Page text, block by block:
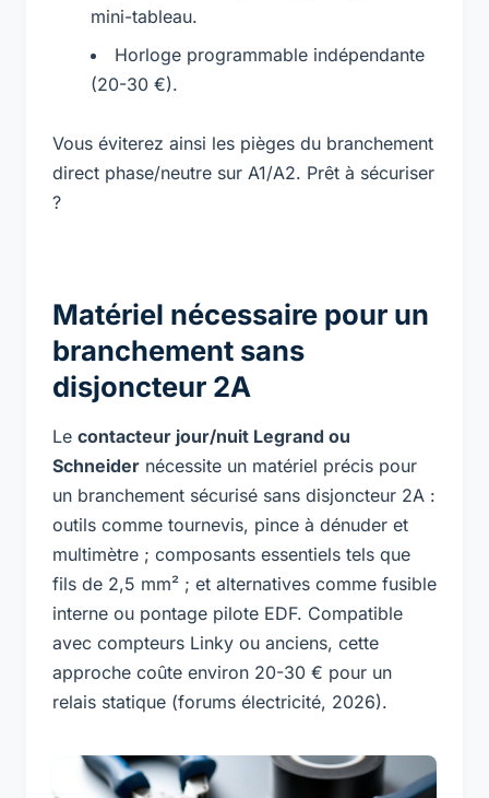
mini-tableau.
Horloge programmable indépendante
(20-30 €).
Vous éviterez ainsi les pièges du branchement
direct phase/neutre sur A1/A2. Prêt à sécuriser
?
Matériel nécessaire pour un
branchement sans
disjoncteur 2A
Le contacteur jour/nuit Legrand ou
Schneider nécessite un matériel précis pour
un branchement sécurisé sans disjoncteur 2A :
outils comme tournevis, pince à dénuder et
multimètre ; composants essentiels tels que
fils de 2,5 mm² ; et alternatives comme fusible
interne ou pontage pilote EDF. Compatible
avec compteurs Linky ou anciens, cette
approche coûte environ 20-30 € pour un
relais statique (forums électricité, 2026).